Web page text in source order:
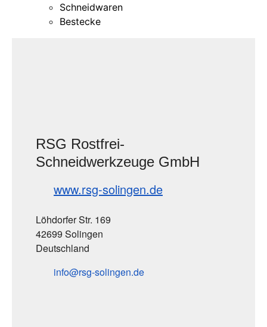
Schneidwaren
Bestecke
RSG Rostfrei-
Schneidwerkzeuge GmbH
www.rsg-solingen.de
Löhdorfer Str. 169
42699 Solingen
Deutschland
info
rsg-solingen de